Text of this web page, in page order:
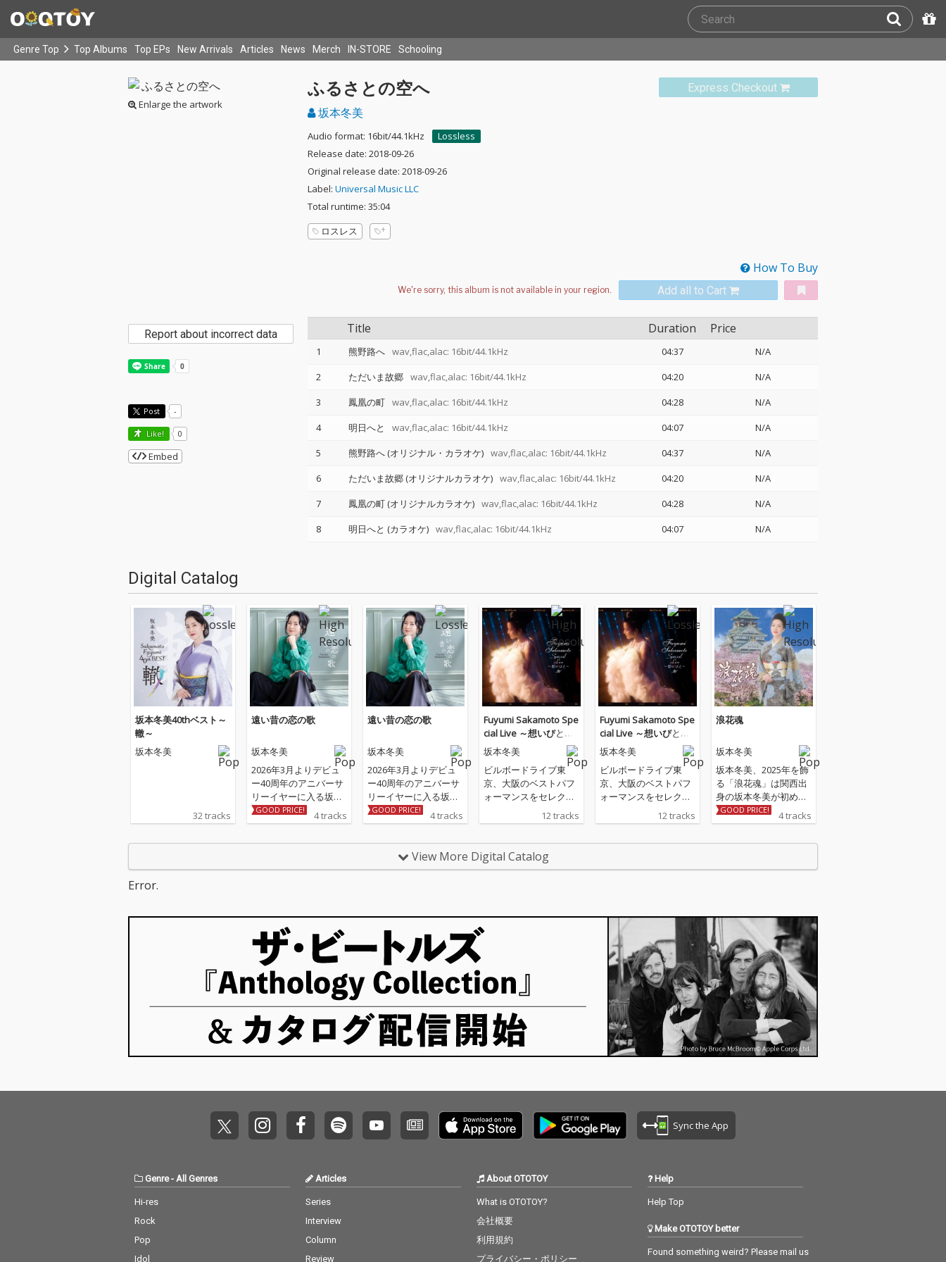
Genre Top Top Albums Top EPs New Arrivals Articles News Merch IN-STORE Schooling
Enlarge the artwork
Express Checkout
ふるさとの空へ
坂本冬美
Audio format: 16bit/44.1kHz
Lossless
Release date: 2018-09-26
Original release date: 2018-09-26
Label: Universal Music LLC
Total runtime: 35:04
ロスレス
How To Buy
Add all to Cart
Title Duration Price
1 熊野路へ wav,flac,alac: 16bit/44.1kHz 04:37
N/A
2
ただいま故郷 wav,flac,alac: 16bit/44.1kHz 04:20
N/A
3
鳳凰の町 wav,flac,alac: 16bit/44.1kHz 04:28
N/A
4
明日へと wav,flac,alac: 16bit/44.1kHz 04:07
N/A
5
熊野路へ (オリジナル・カラオケ) wav,flac,alac: 16bit/44.1kHz 04:37
N/A
6
ただいま故郷 (オリジナルカラオケ) wav,flac,alac: 16bit/44.1kHz 04:20
N/A
7
鳳凰の町 (オリジナルカラオケ) wav,flac,alac: 16bit/44.1kHz 04:28
N/A
8
明日へと (カラオケ) wav,flac,alac: 16bit/44.1kHz 04:07 N/A
Report about incorrect data
Post -
Like! 0
Embed
Digital Catalog
坂本冬美40thベスト～
轍～
坂本冬美
32 tracks
遠い昔の恋の歌
坂本冬美
2026年3月よりデビュ
ー40周年のアニバーサ
リーイヤーに入る坂本
冬美の記念シングル 収
録される表題曲「遠い
レンジは「夜桜お七」
「また君に恋してる」
の若草恵が担当。
GOOD PRICE! 4 tracks
遠い昔の恋の歌
坂本冬美
2026年3月よりデビュ
ー40周年のアニバーサ
リーイヤーに入る坂本
冬美の記念シングル 収
録される表題曲「遠い
リング曲「しあわせ十
色」は坂本冬美と同じ
レンジは「夜桜お七」
「また君に恋してる」
の若草恵が担当。
GOOD PRICE! 4 tracks
Fuyumi Sakamoto Spe
cial Live ～想いびと～
(Live)
坂本冬美
ビルボードライブ東
京、大阪のベストパフ
ォーマンスをセレクト
12 tracks
Fuyumi Sakamoto Spe
cial Live ～想いびと～
(Live)
坂本冬美
ビルボードライブ東
京、大阪のベストパフ
ォーマンスをセレクト
12 tracks
浪花魂
坂本冬美
坂本冬美、2025年を飾
る「浪花魂」は関西出
身の坂本冬美が初めて
歌う「大阪をテーマに
した応援歌」。 作
い立たせる応援歌とな
っています。
GOOD PRICE! 4 tracks
View More Digital Catalog
Error.
Sync the App
Genre- All Genres
Hi-res
Rock
Pop
Idol
Articles
Series
Interview
Column
Review
About OTOTOY
What is OTOTOY?
会社概要
利用規約
プライバシー・ポリシー
Help
Help Top
Make OTOTOY better
Found something weird? Please mail us